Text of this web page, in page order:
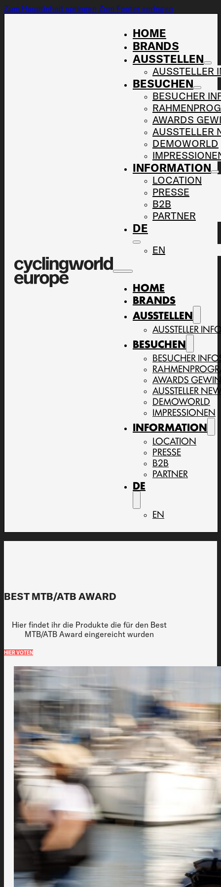
Zum Hauptinhalt springen Zum Footer springen
HOME
BRANDS
AUSSTELLEN
AUSSTELLER
BESUCHEN
BESUCHER
AWARDS
AUSSTELLER
DEMOWORLD
INFORMATION
LOCATION
PRESSE
B2B
PARTNER
DE
EN
HOME
BRANDS
AUSSTELLEN
AUSSTELLER
BESUCHEN
BESUCHER
AWARDS
AUSSTELLER
DEMOWORLD
IMPRESSIONEN
INFORMATION
LOCATION
PRESSE
B2B
PARTNER
DE
EN
BEST MTB/ATB AWARD
Hier findet ihr die Produkte die für den Best
MTB/ATB Award eingereicht wurden
HIER VOTEN